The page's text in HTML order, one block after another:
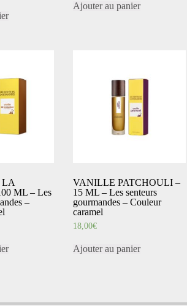
Ajouter au panier
LA
ML – Les
–
VANILLE PATCHOULI –
15 ML – Les senteurs
gourmandes – Couleur
caramel
18,00€
Ajouter au panier